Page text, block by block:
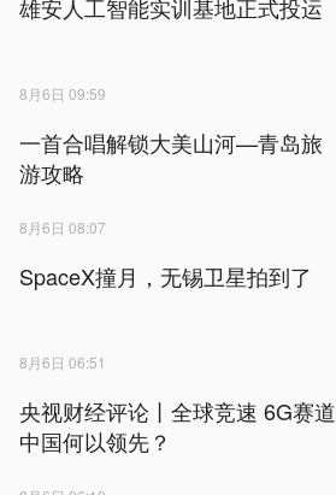
雄安人工智能实训基地正式投运
8月6日 09:59
一首合唱解锁大美山河—青岛旅
游攻略
8月6日 08:07
SpaceX撞月，无锡卫星拍到了
8月6日 06:51
央视财经评论丨全球竞速 6G赛道
中国何以领先？